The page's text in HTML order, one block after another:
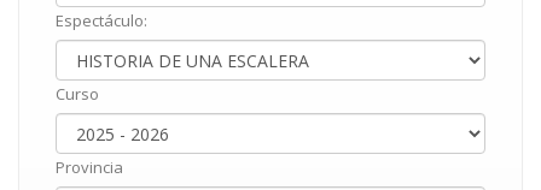
Espectáculo:
Curso
Provincia